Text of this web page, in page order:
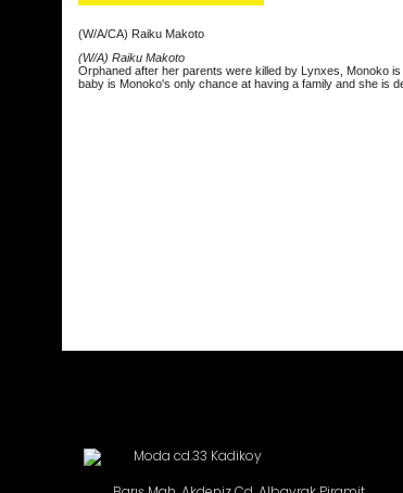
(W/A/CA) Raiku Makoto
(W/A) Raiku Makoto
Orphaned after her parents were killed by Lynxes, Monoko
baby is Monoko's only chance at having a family and she is
Görüş ve önerileriniz için teşekkür ederiz.
Ürün bilgilerinde hatalar bulunuyor.
Moda cd.33 Kadikoy